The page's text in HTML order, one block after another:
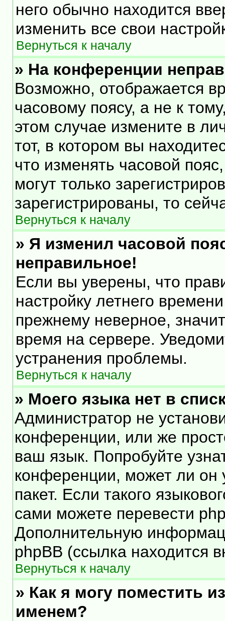
него обычно находится
изменить все свои
Вернуться к началу
» На конференции
Возможно, отображается
часовому поясу, а не к
этом случае измените в
тот, в котором вы
что изменять часовой
могут только
зарегистрированы, то
Вернуться к началу
» Я изменил часовой
неправильное!
Если вы уверены, что
настройку летнего
прежнему неверное,
время на сервере.
устранения проблемы.
Вернуться к началу
» Моего языка нет в
Администратор не
конференции, или же
ваш язык. Попробуйте
конференции, может ли он
пакет. Если такого
сами можете перевести
Дополнительную
phpBB (ссылка находится
Вернуться к началу
» Как я могу поместить
именем?